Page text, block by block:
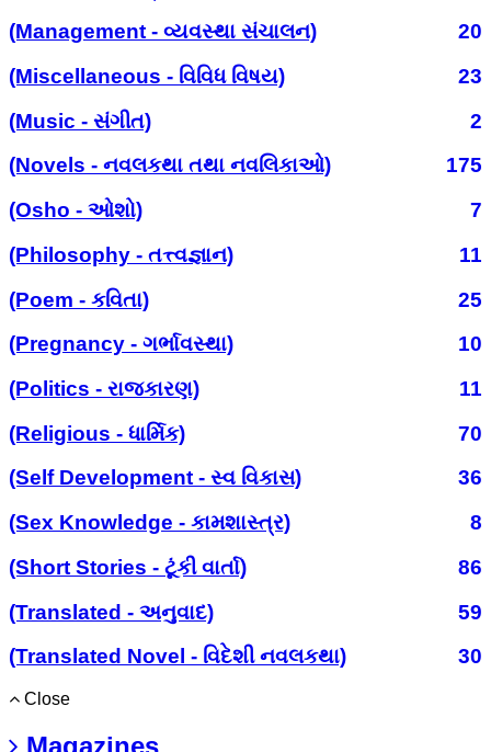
(Management - વ્યવસ્થા સંચાલન)
20
(Miscellaneous - વિવિધ વિષય)
23
(Music - સંગીત)
2
(Novels - નવલકથા તથા નવલિકાઓ)
175
(Osho - ઓશો)
7
(Philosophy - તત્ત્વજ્ઞાન)
11
(Poem - કવિતા)
25
(Pregnancy - ગર્ભાવસ્થા)
10
(Politics - રાજકારણ)
11
(Religious - ધાર્મિક)
70
(Self Development - સ્વ વિકાસ)
36
(Sex Knowledge - કામશાસ્ત્ર)
8
(Short Stories - ટૂંકી વાર્તા)
86
(Translated - અનુવાદ)
59
(Translated Novel - વિદેશી નવલકથા)
30
Close
Magazines